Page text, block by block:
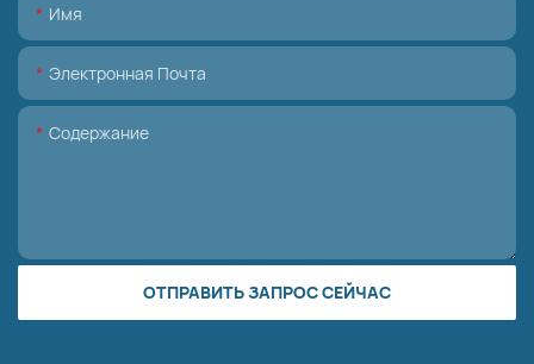
Имя
Электронная Почта
Содержание
ОТПРАВИТЬ ЗАПРОС СЕЙЧАС